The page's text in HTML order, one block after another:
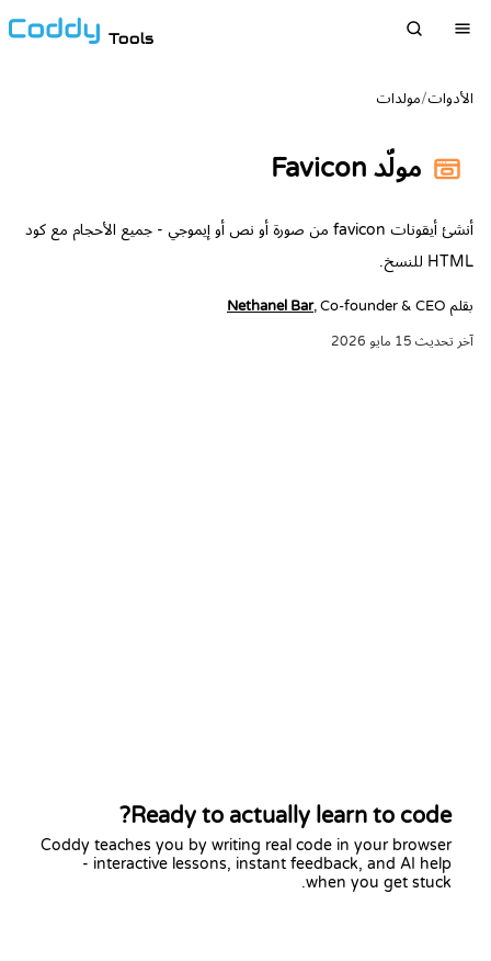
Tools
الأدوات/مولدات
مولّد Favicon
أنشئ أيقونات favicon من صورة أو نص أو إيموجي - جميع الأحجام مع كود
HTML للنسخ.
بقلم Nethanel Bar, Co-founder & CEO
آخر تحديث 15 مايو 2026
Ready to actually learn to code?
Coddy teaches you by writing real code in your browser
- interactive lessons, instant feedback, and AI help
when you get stuck.